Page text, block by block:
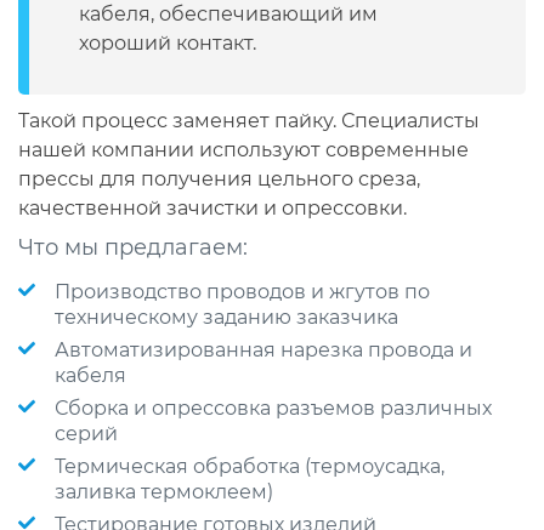
кабеля, обеспечивающий им
хороший контакт.
Такой процесс заменяет пайку. Специалисты
нашей компании используют современные
прессы для получения цельного среза,
качественной зачистки и опрессовки.
Что мы предлагаем:
Производство проводов и жгутов по
техническому заданию заказчика
Автоматизированная нарезка провода и
кабеля
Сборка и опрессовка разъемов различных
серий
Термическая обработка (термоусадка,
заливка термоклеем)
Тестирование готовых изделий